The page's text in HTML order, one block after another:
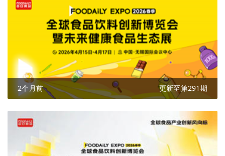
2个月前 更新至第291期